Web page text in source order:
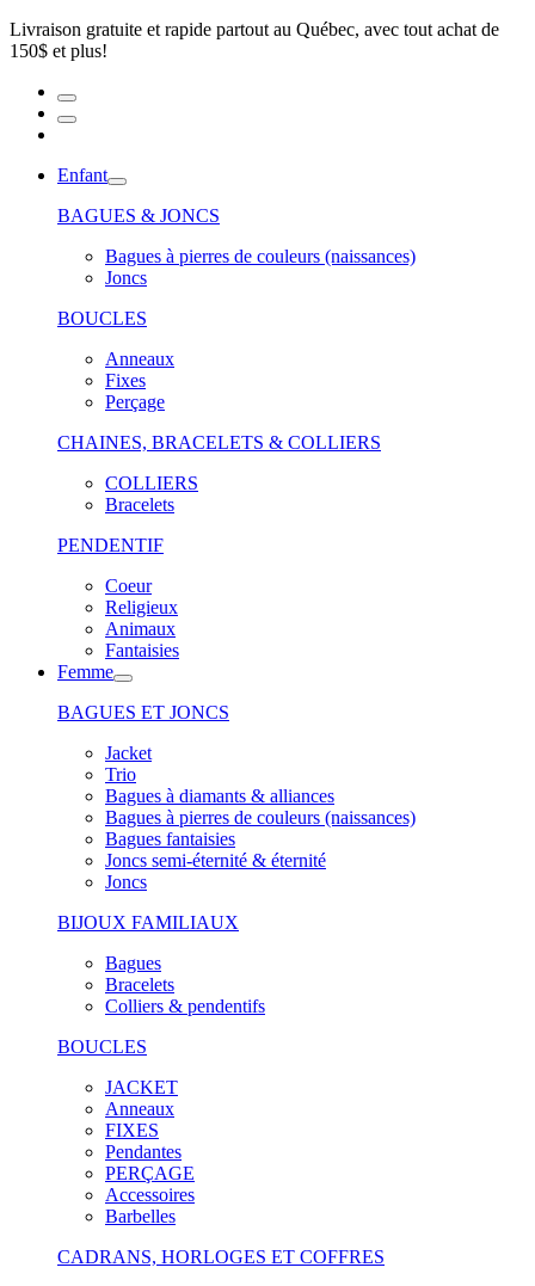
Livraison gratuite et rapide partout au Québec, avec tout achat de
150$ et plus!
Enfant
BAGUES & JONCS
Bagues à pierres de couleurs (naissances)
Joncs
BOUCLES
Anneaux
Fixes
Perçage
CHAINES, BRACELETS & COLLIERS
COLLIERS
Bracelets
PENDENTIF
Coeur
Religieux
Animaux
Fantaisies
Femme
BAGUES ET JONCS
Jacket
Trio
Bagues à diamants & alliances
Bagues à pierres de couleurs (naissances)
Bagues fantaisies
Joncs semi-éternité & éternité
Joncs
BIJOUX FAMILIAUX
Bagues
Bracelets
Colliers & pendentifs
BOUCLES
JACKET
Anneaux
FIXES
Pendantes
PERÇAGE
Accessoires
Barbelles
CADRANS, HORLOGES ET COFFRES